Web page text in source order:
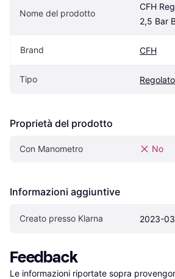
Nome del prodotto
CFH
2,5 Bar
Brand CFH
Tipo
Proprietà del prodotto
Con Manometro No
Informazioni aggiuntive
Creato presso Klarna 2023-
Feedback
Le informazioni riportate sopra